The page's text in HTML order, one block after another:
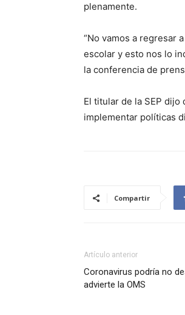
plenamente.
“No vamos a regresar
escolar y esto nos lo
la conferencia de
El titular de la SEP
implementar políticas
Compartir
Artículo anterior
Coronavirus podría no
advierte la OMS